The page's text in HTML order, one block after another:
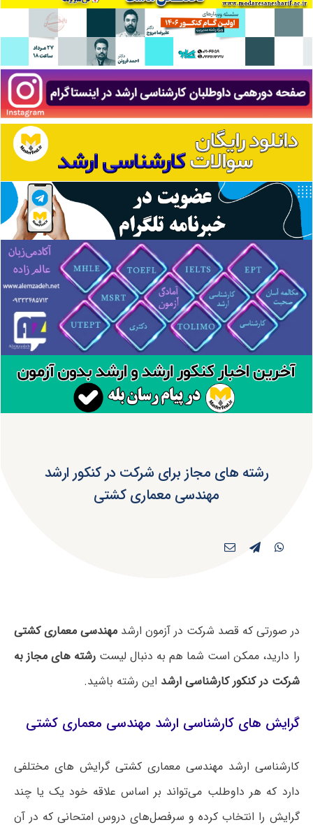
رشته های مجاز برای شرکت در کنکور ارشد
مهندسی معماری کشتی
در صورتی که قصد شرکت در آزمون ارشدمهندسی معماری کشتی
را دارید، ممکن است شما هم به دنبال لیسترشته های مجاز به
شرکت در کنکور کارشناسی ارشد این رشته باشید.
گرایش های کارشناسی ارشد مهندسی معماری کشتی
کارشناسی ارشد مهندسی معماری کشتی گرایش های مختلفی
دارد که هر داوطلب می‌تواند بر اساس علاقه خود یک یا چند
گرایش را انتخاب کرده و سرفصل‌های دروس امتحانی که در آن